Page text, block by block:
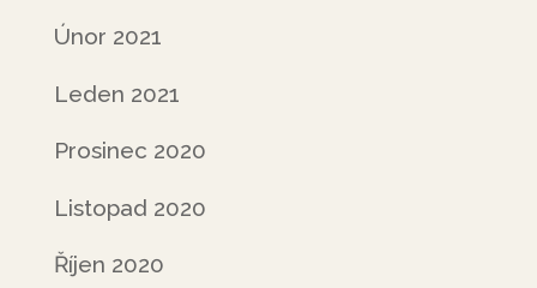
Únor 2021
Leden 2021
Prosinec 2020
Listopad 2020
Říjen 2020